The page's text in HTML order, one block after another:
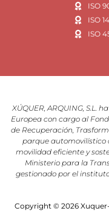
ISO
ISO
ISO
XÚQUER, ARQUING, S.L.
Europea con cargo al
de Recuperación,
parque automovilístico
movilidad eficiente y
Ministerio para la
gestionado por el
Copyright © 2026